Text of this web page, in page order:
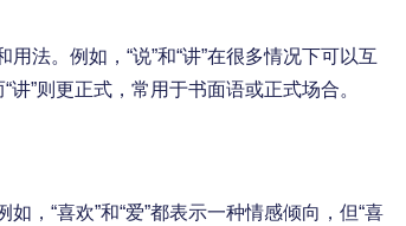
法。例如，“说”和“讲”在很多情况下可以互
”则更正式，常用于书面语或正式场合。
，“喜欢”和“爱”都表示一种情感倾向，但“喜